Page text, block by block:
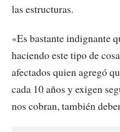
las estructuras.
«Es bastante indignante
haciendo este tipo de
afectados quien agregó
cada 10 años y exigen
nos cobran, también